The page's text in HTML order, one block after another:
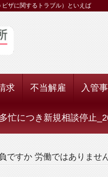
ザに関するトラブル）といえば
求 不当解雇 入管
忙につき新規相談停止
ですか 労働ではありませ